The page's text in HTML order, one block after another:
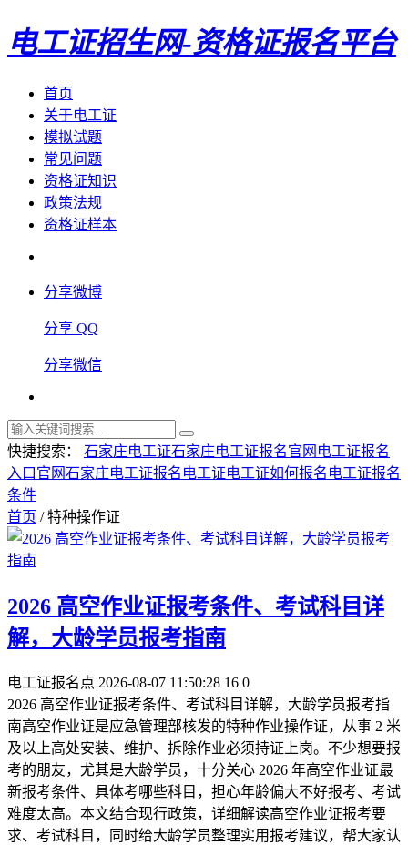
电工证招生网-资格证报名平台
首页
关于电工证
模拟试题
常见问题
资格证知识
政策法规
资格证样本
分享微博
分享 QQ
分享微信
快捷搜索： 石家庄电工证石家庄电工证报名官网 电工证报名
入口官网石家庄电工证报名 电工证电工证如何报名 电工证报名
条件
首页 / 特种操作证
2026 高空作业证报考条件、考试科目详
解，大龄学员报考指南
电工证报名点 2026-08-07 11:50:28 16 0
2026 高空作业证报考条件、考试科目详解，大龄学员报考指
南高空作业证是应急管理部核发的特种作业操作证，从事 2 米
及以上高处安装、维护、拆除作业必须持证上岗。不少想要报
考的朋友，尤其是大龄学员，十分关心 2026 年高空作业证最
新报考条件、具体考哪些科目，担心年龄偏大不好报考、考试
难度太高。本文结合现行政策，详细解读高空作业证报考要
求、考试科目，同时给大龄学员整理实用报考建议，帮大家认